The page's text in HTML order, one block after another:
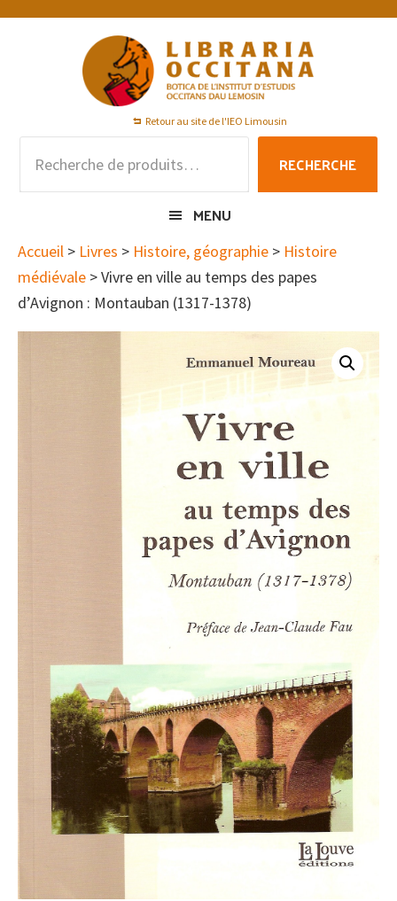
Passer
Passer
Passer
Retour au site de l'IEO Limousin
pour :
RECHERCHE
MENU
Accueil > Livres > Histoire, géographie > Histoire
médiévale > Vivre en ville au temps des papes
d’Avignon : Montauban (1317-1378)